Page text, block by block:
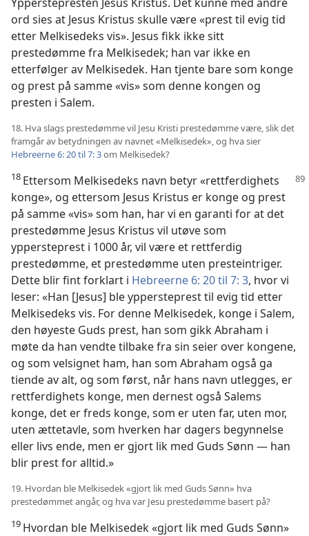
ord sies at Jesus Kristus skulle være «prest til evig tid
etter Melkisedeks vis». Jesus fikk ikke sitt
prestedømme fra Melkisedek; han var ikke en
etterfølger av Melkisedek. Han tjente bare som konge
og prest på samme «vis» som denne kongen og
presten i Salem.
18. Hva slags prestedømme vil Jesu Kristi prestedømme være, slik det
framgår av betydningen av navnet «Melkisedek», og hva sier
Hebreerne 6: 20 til 7: 3om Melkisedek?
18 Ettersom Melkisedeks navn betyr «rettferdighets
konge», og ettersom Jesus Kristus er konge og prest
på samme «vis» som han, har vi en garanti for at det
prestedømme Jesus Kristus vil utøve som
yppersteprest i 1000 år, vil være et rettferdig
prestedømme, et prestedømme uten presteintriger.
Dette blir fint forklart i Hebreerne 6: 20 til 7: 3, hvor vi
leser: «Han [Jesus] ble yppersteprest til evig tid etter
Melkisedeks vis. For denne Melkisedek, konge i Salem,
den høyeste Guds prest, han som gikk Abraham i
møte da han vendte tilbake fra sin seier over kongene,
og som velsignet ham, han som Abraham også ga
tiende av alt, og som først, når hans navn utlegges, er
rettferdighets konge, men dernest også Salems
konge, det er freds konge, som er uten far, uten mor,
uten ættetavle, som hverken har dagers begynnelse
eller livs ende, men er gjort lik med Guds Sønn — han
blir prest for alltid.»
19. Hvordan ble Melkisedek «gjort lik med Guds Sønn» hva
prestedømmet angår, og hva var Jesu prestedømme basert på?
19 Hvordan ble Melkisedek «gjort lik med Guds Sønn»